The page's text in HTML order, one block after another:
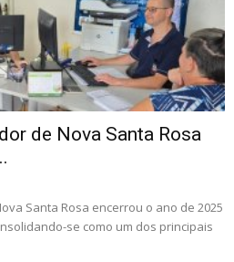
de Nova Santa Rosa
Santa Rosa encerrou o ano de 2025
se como um dos principais